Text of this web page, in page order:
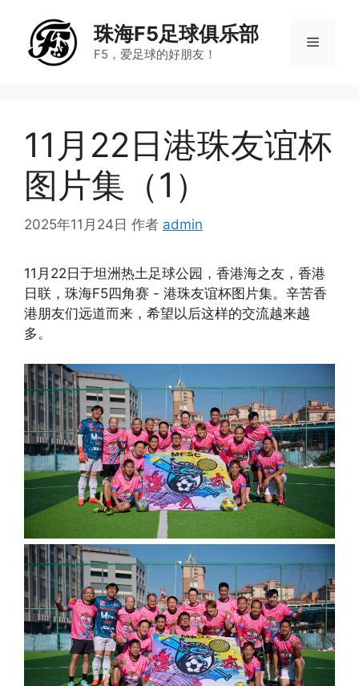
珠海F5足球俱乐部
F5，爱足球的好朋友！
菜
11月22日港珠友谊杯
图片集（1）
2025年11月24日 作者 admin
11月22日于坦洲热土足球公园，香港海之友，香港
日联，珠海F5四角赛 - 港珠友谊杯图片集。辛苦香
港朋友们远道而来，希望以后这样的交流越来越
多。